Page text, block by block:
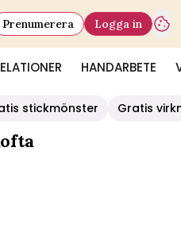
HANDARBETE
Prenumerera Logga in
stickmönster Gratis